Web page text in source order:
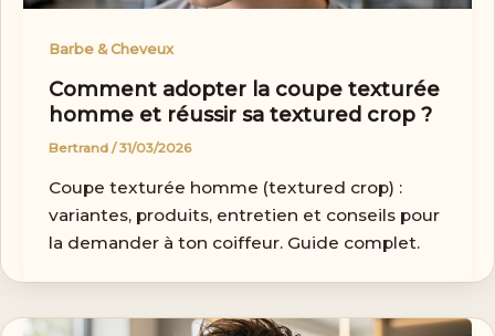
Barbe & Cheveux
Comment adopter la coupe texturée
homme et réussir sa textured crop ?
Bertrand/31/03/2026
Coupe texturée homme (textured crop) :
variantes, produits, entretien et conseils pour
la demander à ton coiffeur. Guide complet.